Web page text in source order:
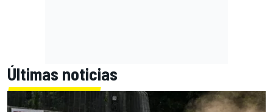
Últimas noticias